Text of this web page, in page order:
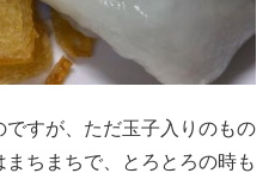
すが、ただ玉子入りのもの
ちまちで、とろとろの時も